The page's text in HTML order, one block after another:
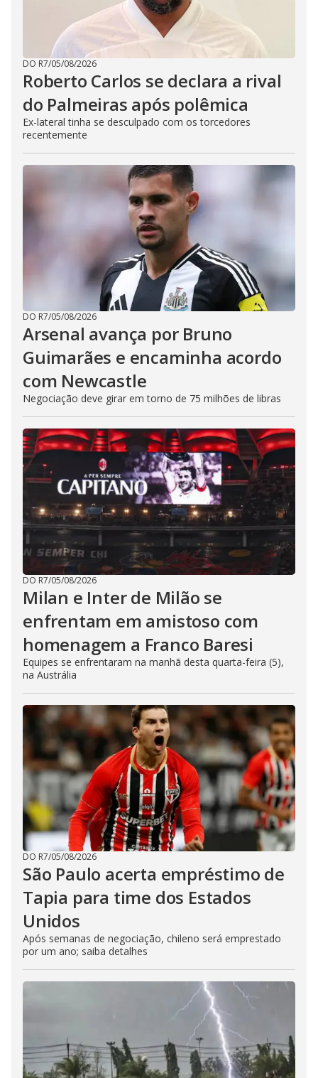
DO R7/05/08/2026
Roberto Carlos se declara a rival
do Palmeiras após polêmica
Ex-lateral tinha se desculpado com os torcedores
recentemente
DO R7/05/08/2026
Arsenal avança por Bruno
Guimarães e encaminha acordo
com Newcastle
Negociação deve girar em torno de 75 milhões de libras
DO R7/05/08/2026
Milan e Inter de Milão se
enfrentam em amistoso com
homenagem a Franco Baresi
Equipes se enfrentaram na manhã desta quarta-feira (5),
na Austrália
DO R7/05/08/2026
São Paulo acerta empréstimo de
Tapia para time dos Estados
Unidos
Após semanas de negociação, chileno será emprestado
por um ano; saiba detalhes